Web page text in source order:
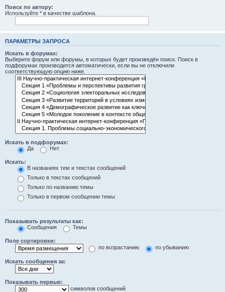
Поиск по автору:
Используйте * в качестве шаблона.
ПАРАМЕТРЫ ЗАПРОСА
Искать в форумах:
Выберите форум или форумы, в которых будет произведён поиск. Поиск в
подфорумах производится автоматически, если вы не отключили
соответствующую опцию ниже.
Искать в подфорумах:
Да
Нет
Искать:
В названиях тем и текстах сообщений
Только в текстах сообщений
Только по названию темы
Только в первом сообщении темы
Показывать результаты как:
Сообщения
Темы
Поле сортировки:
по возрастанию
по убыванию
Искать сообщения за:
Показывать первые:
символов сообщений